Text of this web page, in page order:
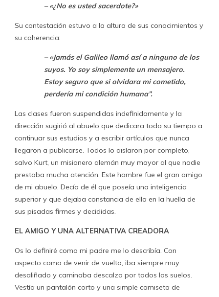
– «¿No es usted sacerdote?»
Su contestación estuvo a la altura de sus conocimientos y
su coherencia:
– «Jamás el Galileo llamó así a ninguno de los
suyos. Yo soy simplemente un mensajero.
Estoy seguro que si olvidara mi cometido,
perdería mi condición humana”.
Las clases fueron suspendidas indefinidamente y la
dirección sugirió al abuelo que dedicara todo su tiempo a
continuar sus estudios y a escribir artículos que nunca
llegaron a publicarse. Todos lo aislaron por completo,
salvo Kurt, un misionero alemán muy mayor al que nadie
prestaba mucha atención. Este hombre fue el gran amigo
de mi abuelo. Decía de él que poseía una inteligencia
superior y que dejaba constancia de ella en la huella de
sus pisadas firmes y decididas.
EL AMIGO Y UNA ALTERNATIVA CREADORA
Os lo definiré como mi padre me lo describía. Con
aspecto como de venir de vuelta, iba siempre muy
desaliñado y caminaba descalzo por todos los suelos.
Vestía un pantalón corto y una simple camiseta de